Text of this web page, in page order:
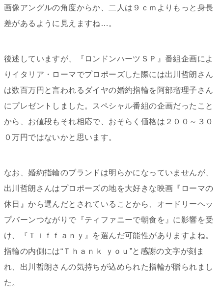
画像アングルの角度からか、二人は９ｃｍよりもっと身長
差があるように見えますね…。
後述していますが、『ロンドンハーツＳＰ』番組企画によ
りイタリア・ローマでプロポーズした際には出川哲朗さん
は数百万円と言われるダイヤの婚約指輪を阿部瑠理子さん
にプレゼントしました。スペシャル番組の企画だったこと
から、お値段もそれ相応で、おそらく価格は２００～３０
０万円ではないかと思います。
なお、婚約指輪のブランドは明らかになっていませんが、
出川哲朗さんはプロポーズの地を大好きな映画『ローマの
休日』から選んだとされていることから、オードリーヘッ
プバーンつながりで『ティファニーで朝食を』に影響を受
け、『Ｔｉｆｆａｎｙ』を選んだ可能性がありますよね。
指輪の内側には“Ｔｈａｎｋ ｙｏｕ”と感謝の文字が刻ま
れ、出川哲朗さんの気持ちが込められた指輪が贈られまし
た。